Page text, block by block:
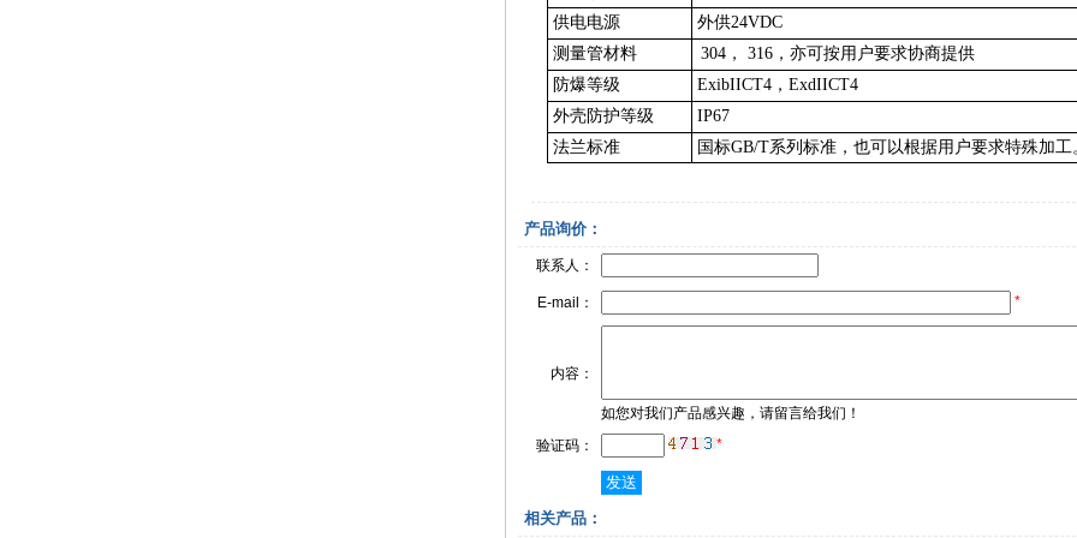
供电电源
外供24VDC
测量管材料
304， 316，亦可按用户要求协商提供
防爆等级
ExibIICT4，ExdIICT4
外壳防护等级
IP67
法兰标准
国标GB/T系列标准，也可以根据用户要求特殊加工
产品询价：
联系人：
E-mail： *
内容：
如您对我们产品感兴趣，请留言给我们！
验证码：
*
相关产品：